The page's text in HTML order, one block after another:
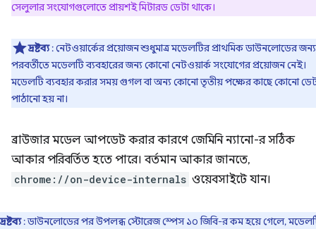
সেলুলার সংযোগগুলোতে প্রায়শই মিটারড ডেটা থাকে।
দ্রষ্টব্য: নেটওয়ার্কের প্রয়োজন শুধুমাত্র মডেলটির প্রাথমিক ডাউনলোডের
পরবর্তীতে মডেলটি ব্যবহারের জন্য কোনো নেটওয়ার্ক সংযোগের প্রয়োজন নেই।
মডেলটি ব্যবহার করার সময় গুগল বা অন্য কোনো তৃতীয় পক্ষের কাছে কোনো
পাঠানো হয় না।
ব্রাউজার মডেল আপডেট করার কারণে জেমিনি ন্যানো-র সঠিক
আকার পরিবর্তিত হতে পারে। বর্তমান আকার জানতে,
chrome://on-device-internals ওয়েবসাইটে যান।
দ্রষ্টব্য: ডাউনলোডের পর উপলব্ধ স্টোরেজ স্পেস ১০ জিবি-র কম হয়ে গেলে,